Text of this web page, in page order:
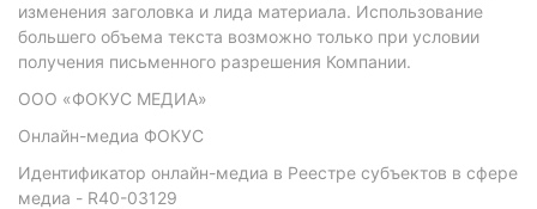
изменения заголовка и лида материала. Использование
большего объема текста возможно только при условии
получения письменного разрешения Компании.
ООО «ФОКУС МЕДИА»
Онлайн-медиа ФОКУС
Идентификатор онлайн-медиа в Реестре субъектов в сфере
медиа - R40-03129